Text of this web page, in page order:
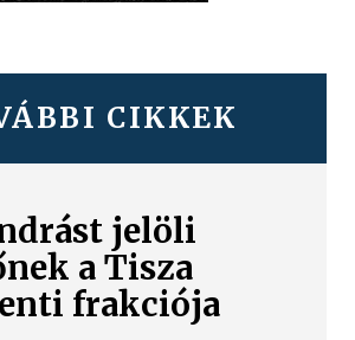
CIKKEK
jelöli
a Tisza
frakciója